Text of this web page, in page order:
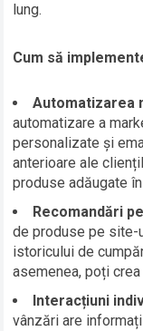
lung.
Cum să
Automatizarea
automatizare a
personalizate și
anterioare ale
produse adăugate
Recomandări
de produse pe site-
istoricului de
asemenea, poți
Interacțiuni
vânzări are